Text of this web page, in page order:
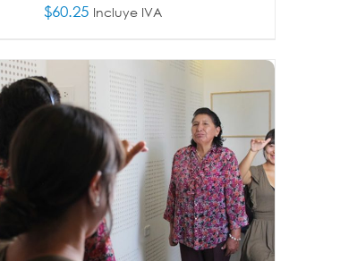
AÑADIR AL CARRITO
$60.25 Incluye IVA